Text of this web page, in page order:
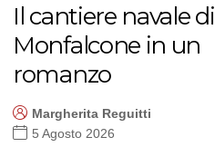
Il cantiere navale di
Monfalcone in un
romanzo
Margherita Reguitti
5 Agosto 2026